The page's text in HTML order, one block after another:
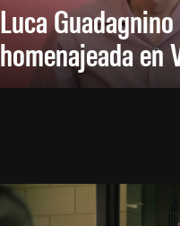
Luca
homenajeada en